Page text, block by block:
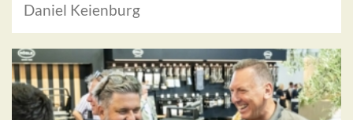
Daniel Keienburg